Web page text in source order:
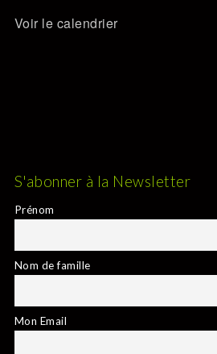
Voir le calendrier
S'abonner à la Newsletter
Prénom
Nom de famille
Mon Email